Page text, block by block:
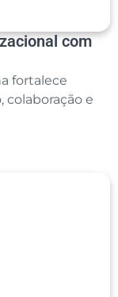
com
fortalece
colaboração e